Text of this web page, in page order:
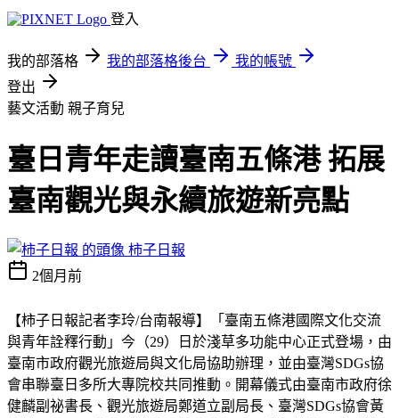
登入
我的部落格 我的部落格後台
我的帳號
登出
藝文活動 親子育兒
臺日青年走讀臺南五條港 拓展
臺南觀光與永續旅遊新亮點
柿子日報
2個月前
【柿子日報記者李玲/台南報導】「臺南五條港國際文化交流
與青年詮釋行動」今（29）日於淺草多功能中心正式登場，由
臺南市政府觀光旅遊局與文化局協助辦理，並由臺灣SDGs協
會串聯臺日多所大專院校共同推動。開幕儀式由臺南市政府徐
健麟副祕書長、觀光旅遊局鄭道立副局長、臺灣SDGs協會黃